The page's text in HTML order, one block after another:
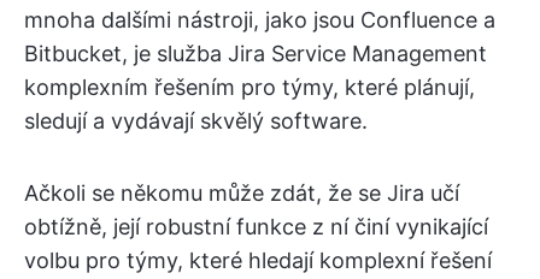
mnoha dalšími nástroji, jako jsou Confluence a
Bitbucket, je služba Jira Service Management
komplexním řešením pro týmy, které plánují,
sledují a vydávají skvělý software.
Ačkoli se někomu může zdát, že se Jira učí
obtížně, její robustní funkce z ní činí vynikající
volbu pro týmy, které hledají komplexní řešení